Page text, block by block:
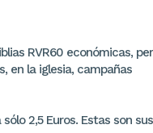
RVR60 económicas,
en la iglesia, campañas
2,5 Euros. Estas son sus